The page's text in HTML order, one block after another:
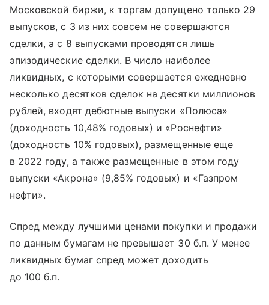
Московской биржи, к торгам допущено только 29
выпусков, с 3 из них совсем не совершаются
сделки, а с 8 выпусками проводятся лишь
эпизодические сделки. В число наиболее
ликвидных, с которыми совершается ежедневно
несколько десятков сделок на десятки миллионов
рублей, входят дебютные выпуски «Полюса»
(доходность 10,48% годовых) и «Роснефти»
(доходность 10% годовых), размещенные еще
в 2022 году, а также размещенные в этом году
выпуски «Акрона» (9,85% годовых) и «Газпром
нефти».
Спред между лучшими ценами покупки и продажи
по данным бумагам не превышает 30 б.п. У менее
ликвидных бумаг спред может доходить
до 100 б.п.